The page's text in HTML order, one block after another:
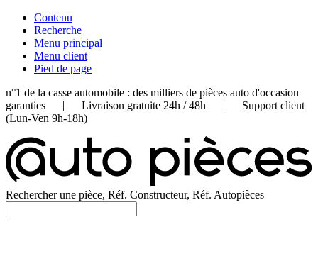
Contenu
Recherche
Menu principal
Menu client
Pied de page
n°1 de la casse automobile : des milliers de pièces auto d'occasion
garanties | Livraison gratuite 24h / 48h | Support client
(Lun-Ven 9h-18h)
Rechercher une pièce, Réf. Constructeur, Réf. Autopièces